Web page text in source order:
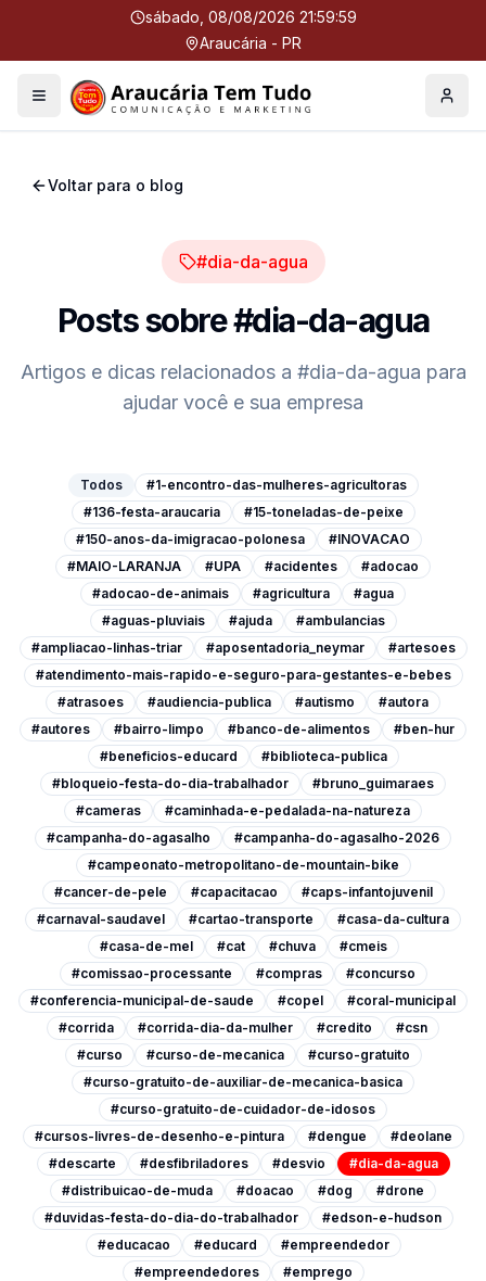
sábado, 08/08/2026 22:00:00
Araucária - PR
Menu Perfil
Voltar para o blog
#dia-da-agua
Posts sobre#dia-da-agua
Artigos e dicas relacionados a #dia-da-agua para
ajudar você e sua empresa
Todos
#1-encontro-das-mulheres-agricultoras
#136-festa-araucaria
#15-toneladas-de-peixe
#150-anos-da-imigracao-polonesa
#INOVACAO
#MAIO-LARANJA
#UPA #acidentes
#adocao
#adocao-de-animais
#agricultura
#agua
#aguas-pluviais
#ajuda
#ambulancias
#ampliacao-linhas-triar
#aposentadoria_neymar
#artesoes
#atendimento-mais-rapido-e-seguro-para-gestantes-e-bebes
#atrasoes
#audiencia-publica #autismo
#autora
#autores
#bairro-limpo #banco-de-alimentos
#ben-hur
#beneficios-educard
#biblioteca-publica
#bloqueio-festa-do-dia-trabalhador
#bruno_guimaraes
#cameras
#caminhada-e-pedalada-na-natureza
#campanha-do-agasalho
#campanha-do-agasalho-2026
#campeonato-metropolitano-de-mountain-bike
#cancer-de-pele
#capacitacao
#caps-infantojuvenil
#carnaval-saudavel
#cartao-transporte
#casa-da-cultura
#casa-de-mel
#cat #chuva
#cmeis
#comissao-processante
#compras
#concurso
#conferencia-municipal-de-saude
#copel
#coral-municipal
#corrida
#corrida-dia-da-mulher #credito
#csn
#curso
#curso-de-mecanica
#curso-gratuito
#curso-gratuito-de-auxiliar-de-mecanica-basica
#curso-gratuito-de-cuidador-de-idosos
#cursos-livres-de-desenho-e-pintura
#dengue
#deolane
#descarte
#desfibriladores #desvio
#dia-da-agua
#distribuicao-de-muda
#doacao #dog
#drone
#duvidas-festa-do-dia-do-trabalhador
#edson-e-hudson
#educacao
#educard
#empreendedor
#empreendedores
#emprego